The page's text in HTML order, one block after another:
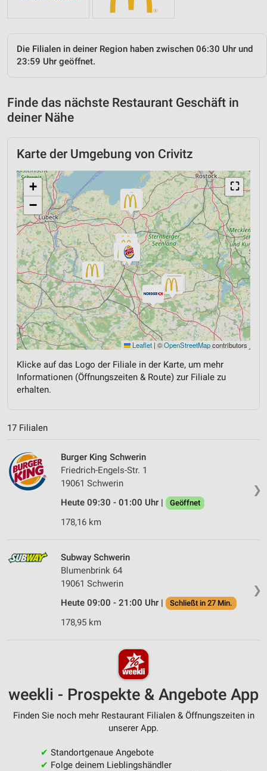
Die Filialen in deiner Region haben zwischen 06:30 Uhr und
23:59 Uhr geöffnet.
Finde das nächste Restaurant Geschäft in
deiner Nähe
Karte der Umgebung von Crivitz
⛶
+
−
Leaflet | ©OpenStreetMapcontributors
Klicke auf das Logo der Filiale in der Karte, um mehr
Informationen (Öffnungszeiten & Route) zur Filiale zu
erhalten.
17 Filialen
❯
Burger King Schwerin
Friedrich-Engels-Str. 1
19061 Schwerin
Heute 09:30 - 01:00 Uhr |
Geöffnet
178,16 km
❯
Subway Schwerin
Blumenbrink 64
19061 Schwerin
Heute 09:00 - 21:00 Uhr |
Schließt in 27 Min.
178,95 km
weekli - Prospekte & Angebote App
Finden Sie noch mehr Restaurant Filialen & Öffnungszeiten in
unserer App.
✔ Standortgenaue Angebote
✔ Folge deinem Lieblingshändler